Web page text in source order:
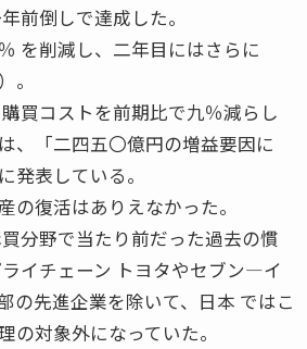
前倒しで達成した。
を削減し、二年目にはさらに
。
買コストを前期比で九％減らし
、「二四五〇億円の増益要因に
発表している。
の復活はありえなかった。
分野で当たり前だった過去の慣
イチェーン トヨタやセブン―イ
の先進企業を除いて、日本 ではこ
の対象外になっていた。